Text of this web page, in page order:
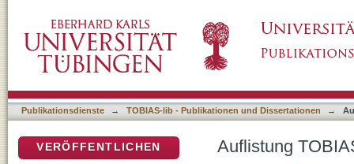
Publikationsdienste → TOBIAS-lib - Publikationen und Dissertationen →
Auflistung
VERÖFFENTLICHEN